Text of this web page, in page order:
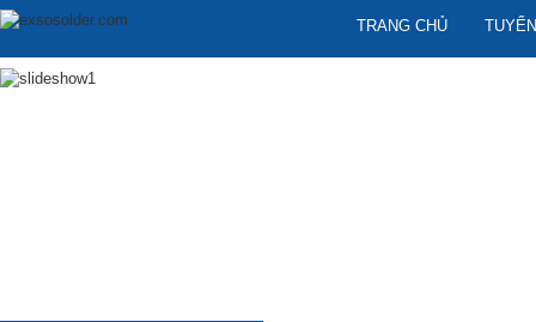
TRANG CHỦ